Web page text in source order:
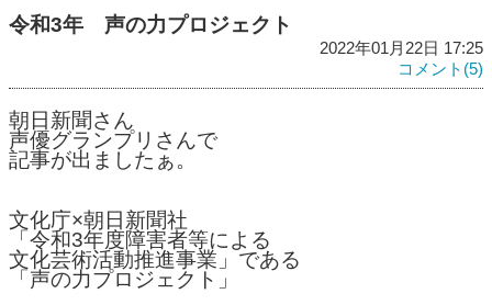
令和3年 声の力プロジェクト
2022年01月22日 17:25
コメント(5)
朝日新聞さん
声優グランプリさんで
記事が出ましたぁ。
文化庁×朝日新聞社
「令和3年度障害者等による
文化芸術活動推進事業」である
「声の力プロジェクト」